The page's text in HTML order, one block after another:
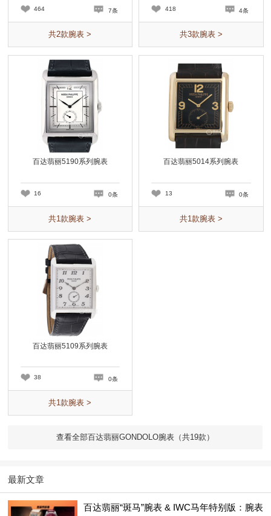
464 7条
共2款腕表 >
418 4条
共3款腕表 >
百达翡丽5190系列腕表
16 0条
共1款腕表 >
百达翡丽5014系列腕表
13 0条
共1款腕表 >
百达翡丽5109系列腕表
38 0条
共1款腕表 >
查看全部百达翡丽GONDOLO腕表（共19款）
最新文章
百达翡丽“斑马”腕表 & IWC马年特别版：腕表